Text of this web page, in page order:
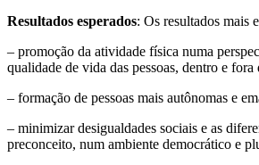
Resultados esperados: Os resultados mais
– promoção da atividade física numa
qualidade de vida das pessoas, dentro e
– formação de pessoas mais autônomas e
– minimizar desigualdades sociais e as
preconceito, num ambiente democrático e